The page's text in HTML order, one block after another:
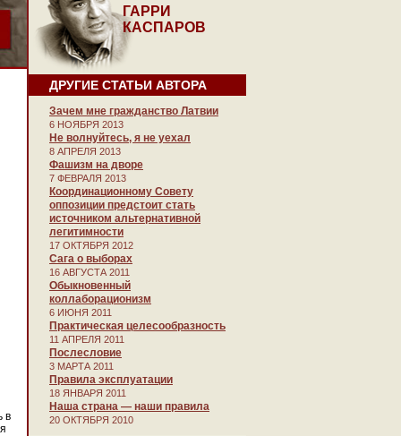
в
ГАРРИ
КАСПАРОВ
ДРУГИЕ СТАТЬИ АВТОРА
Зачем мне гражданство Латвии
6 НОЯБРЯ 2013
Не волнуйтесь, я не уехал
8 АПРЕЛЯ 2013
Фашизм на дворе
7 ФЕВРАЛЯ 2013
Координационному Совету
оппозиции предстоит стать
источником альтернативной
легитимности
17 ОКТЯБРЯ 2012
Сага о выборах
16 АВГУСТА 2011
Обыкновенный
коллаборационизм
6 ИЮНЯ 2011
Практическая целесообразность
11 АПРЕЛЯ 2011
Послесловие
3 МАРТА 2011
Правила эксплуатации
18 ЯНВАРЯ 2011
Наша страна — наши правила
20 ОКТЯБРЯ 2010